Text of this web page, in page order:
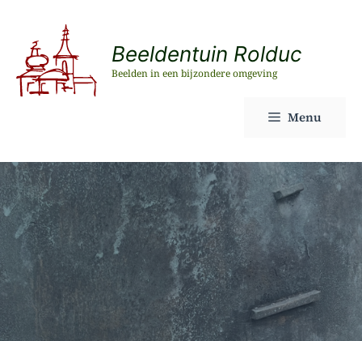
inhoud
Beeldentuin Rolduc
Beelden in een bijzondere omgeving
Menu